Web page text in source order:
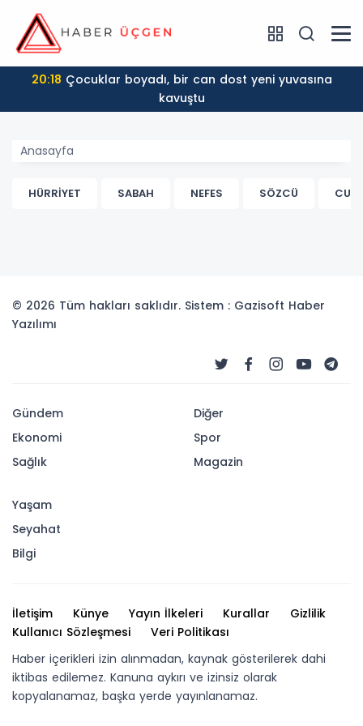
20:18
kavuştu
Anasayfa
HÜRRİYET SABAH NEFES SÖZCÜ
© 2026 Tüm hakları saklıdır. Sistem : Gazisoft Haber
Yazılımı
Gündem
Ekonomi
Sağlık
Diğer
Spor
Magazin
Yaşam
Seyahat
Bilgi
İletişim Künye Yayın İlkeleri Kurallar
Gizlilik
Kullanıcı Sözleşmesi
Veri Politikası
Haber içerikleri izin alınmadan, kaynak gösterilerek dahi
iktibas edilemez. Kanuna aykırı ve izinsiz olarak
kopyalanamaz, başka yerde yayınlanamaz.